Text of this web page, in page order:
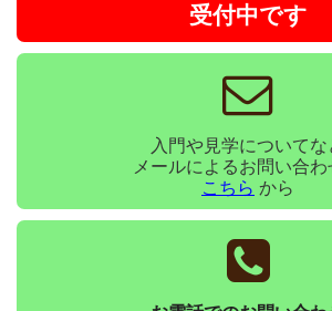
受付中です
入門や見学についてな
メールによるお問い合わ
こちら から